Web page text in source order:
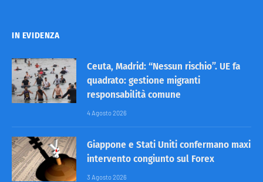
IN EVIDENZA
Ceuta, Madrid: “Nessun rischio”. UE fa
quadrato: gestione migranti
responsabilità comune
4 Agosto 2026
Giappone e Stati Uniti confermano maxi
intervento congiunto sul Forex
3 Agosto 2026